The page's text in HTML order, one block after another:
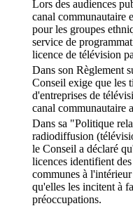
Lors des audiences
canal communautaire
pour les groupes
service de
licence de télévision
Dans son Règlement
Conseil exige que les
d'entreprises de
canal communautaire
Dans sa "Politique
radiodiffusion
le Conseil a déclaré
licences identifient
communes à
qu'elles les incitent à
préoccupations.